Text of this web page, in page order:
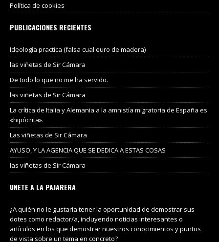
Política de cookies
PUBLICACIONES RECIENTES
Ideología practica (falsa cual euro de madera)
las viñetas de Sir Cámara
De todo lo que no me ha servido.
las viñetas de Sir Cámara
La crítica de Italia y Alemania a la amnistía migratoria de España es
«hipócrita».
Las viñetas de Sir Cámara
AYUSO, Y LA AGENCIA QUE SE DEDICA A ESTAS COSAS
las viñetas de Sir Cámara
UNETE A LA PAJARERA
¿A quién no le gustaría tener la oportunidad de demostrar sus
dotes como redactor/a, incluyendo noticias interesantes o
artículos en los que demostrar nuestros conocimientos y puntos
de vista sobre un tema en concreto?